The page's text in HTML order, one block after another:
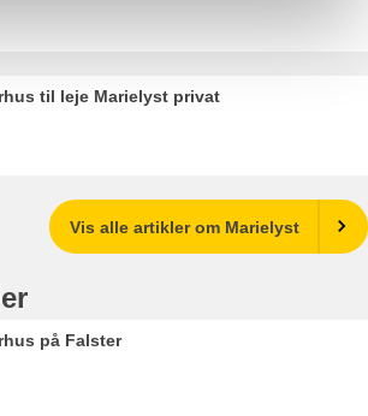
til leje Marielyst privat
Vis alle artikler om Marielyst
på Falster